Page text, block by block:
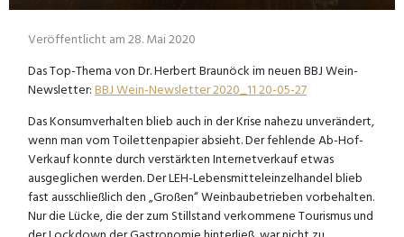
Veröffentlicht am 28. Mai 2020
Das Top-Thema von Dr. Herbert Braunöck im neuen BBJ Wein-
Newsletter:BBJ Wein-Newsletter 2020_11 20-05-27
Das Konsumverhalten blieb auch in der Krise nahezu unverändert,
wenn man vom Toilettenpapier absieht. Der fehlende Ab-Hof-
Verkauf konnte durch verstärkten Internetverkauf etwas
ausgeglichen werden. Der LEH-Lebensmitteleinzelhandel blieb
fast ausschließlich den „Großen“ Weinbaubetrieben vorbehalten.
Nur die Lücke, die der zum Stillstand verkommene Tourismus und